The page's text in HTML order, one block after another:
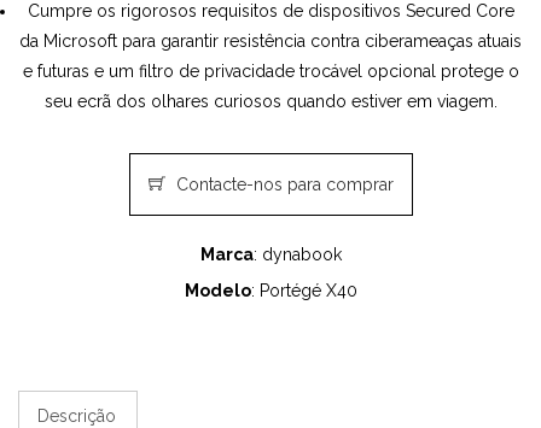
Cumpre os rigorosos requisitos de dispositivos Secured Core
da Microsoft para garantir resistência contra ciberameaças atuais
e futuras e um filtro de privacidade trocável opcional protege o
seu ecrã dos olhares curiosos quando estiver em viagem.
Contacte-nos para comprar
Marca: dynabook
Modelo: Portégé X40
Descrição